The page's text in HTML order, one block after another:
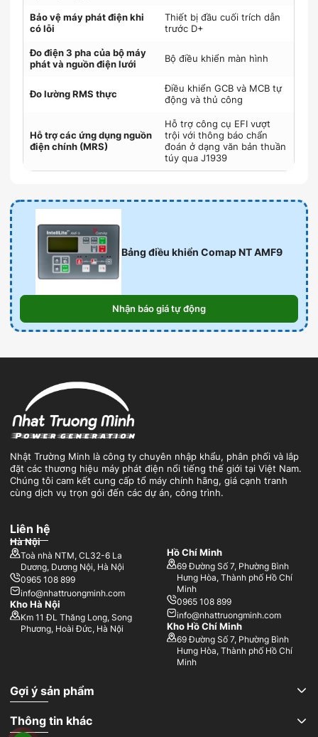
Bảo vệ máy phát điện khi
có lỗi
Thiết bị đầu cuối trích dẫn
trước D+
Đo điện 3 pha của bộ máy
phát và nguồn điện lưới
Bộ điều khiển màn hình
Đo lường RMS thực
Điều khiển GCB và MCB tự
động và thủ công
Hỗ trợ các ứng dụng nguồn
điện chính (MRS)
Hỗ trợ công cụ EFI vượt
trội với thông báo chẩn
đoán ở dạng văn bản thuần
túy qua J1939
Bảng điều khiển Comap NT AMF9
Nhận báo giá tự động
Nhật Trường Minh là công ty chuyên nhập khẩu, phân phối và lắp
đặt các thương hiệu máy phát điện nổi tiếng thế giới tại Việt Nam.
Chúng tôi cam kết cung cấp tổ máy chính hãng, giá cạnh tranh
cùng dịch vụ trọn gói đến các dự án, công trình.
Liên hệ
Hà Nội
Toà nhà NTM, CL32-6 La
Dương, Dương Nội, Hà Nội
0965 108 899
info@nhattruongminh.com
Kho Hà Nội
Km 11 ĐL Thăng Long, Song
Phương, Hoài Đức, Hà Nội
Hồ Chí Minh
69 Đường Số 7, Phường Bình
Hưng Hòa, Thành phố Hồ Chí
Minh
0965 108 899
info@nhattruongminh.com
Kho Hồ Chí Minh
69 Đường Số 7, Phường Bình
Hưng Hòa, Thành phố Hồ Chí
Minh
Gợi ý sản phẩm
Thông tin khác